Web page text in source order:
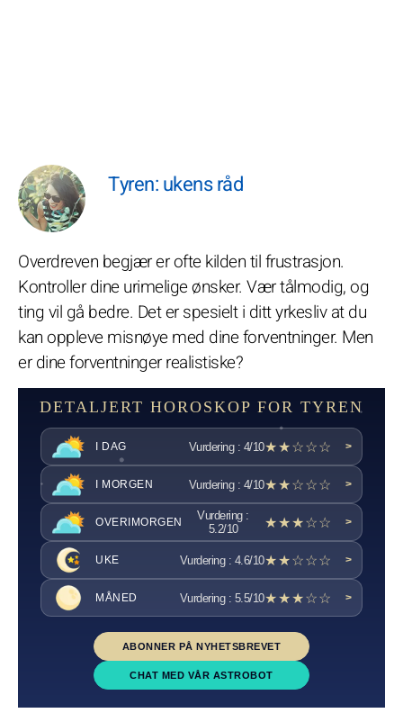
Tyren: ukens råd
Overdreven begjær er ofte kilden til frustrasjon.
Kontroller dine urimelige ønsker. Vær tålmodig, og
ting vil gå bedre. Det er spesielt i ditt yrkesliv at du
kan oppleve misnøye med dine forventninger. Men
er dine forventninger realistiske?
DETALJERT HOROSKOP FOR TYREN
I DAG Vurdering : 4/10★★☆☆☆ >
I MORGEN Vurdering : 4/10★★☆☆☆ >
OVERIMORGEN
Vurdering :
5.2/10
★★★☆☆ >
UKE Vurdering : 4.6/10★★☆☆☆ >
MÅNED Vurdering : 5.5/10★★★☆☆ >
ABONNER PÅ NYHETSBREVET
CHAT MED VÅR ASTROBOT